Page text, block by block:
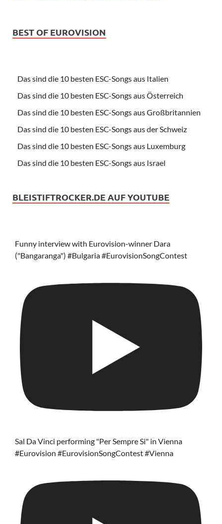
BEST OF EUROVISION
Das sind die 10 besten ESC-Songs aus Italien
Das sind die 10 besten ESC-Songs aus Österreich
Das sind die 10 besten ESC-Songs aus Großbritannien
Das sind die 10 besten ESC-Songs aus der Schweiz
Das sind die 10 besten ESC-Songs aus Luxemburg
Das sind die 10 besten ESC-Songs aus Israel
BLEISTIFTROCKER.DE AUF YOUTUBE
Funny interview with Eurovision-winner Dara
("Bangaranga") #Bulgaria #EurovisionSongContest
Sal Da Vinci performing "Per Sempre Si" in Vienna
#Eurovision #EurovisionSongContest #Vienna